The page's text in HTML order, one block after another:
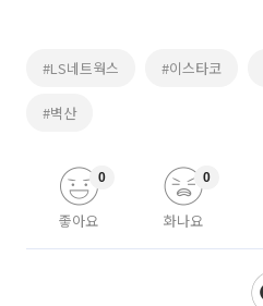
#LS네트웍스 #이스타코
#벽산
좋아요
0
화나요
0